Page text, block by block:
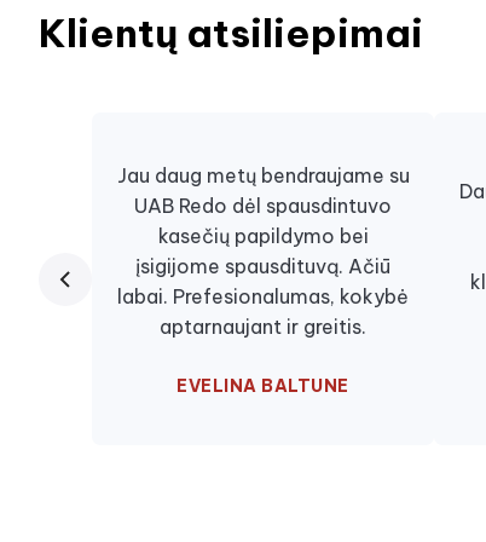
Klientų atsiliepimai
Jau daug metų bendraujame su
UAB Redo dėl spausdintuvo
kasečių papildymo bei
įsigijome spausdituvą. Ačiū
labai. Prefesionalumas, kokybė
aptarnaujant ir greitis.
EVELINA BALTUNE